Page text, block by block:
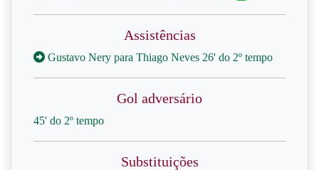
Assistências
Gustavo Nery para Thiago Neves 26' do 2º tempo
Gol adversário
45' do 2º tempo
Substituições